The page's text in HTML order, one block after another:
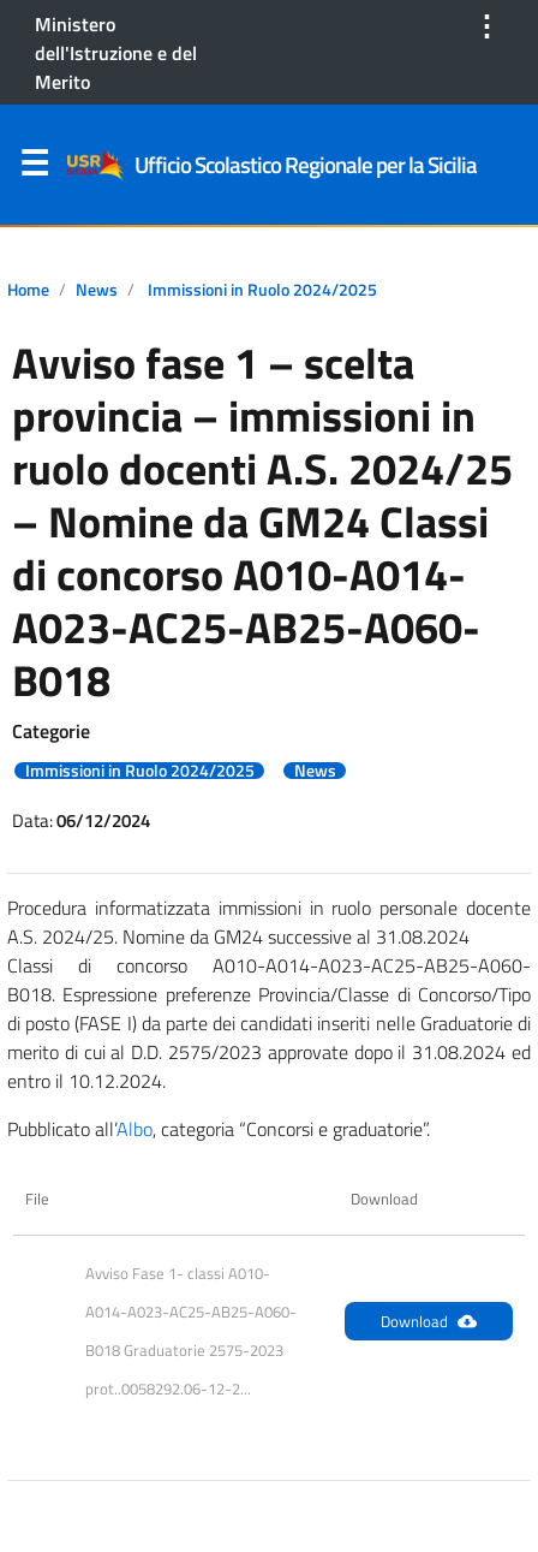
Ministero
dell'Istruzione e del
Merito
⋮
Ufficio Scolastico Regionale per la Sicilia
Home News Immissioni in Ruolo 2024/2025
Avviso fase 1 – scelta
provincia – immissioni in
ruolo docenti A.S. 2024/25
– Nomine da GM24 Classi
di concorso A010-A014-
A023-AC25-AB25-A060-
B018
Categorie
Immissioni in Ruolo 2024/2025 News
Data:06/12/2024
Procedura informatizzata immissioni in ruolo personale docente
A.S. 2024/25. Nomine da GM24 successive al 31.08.2024
Classi di concorso A010-A014-A023-AC25-AB25-A060-
B018. Espressione preferenze Provincia/Classe di Concorso/Tipo
di posto (FASE I) da parte dei candidati inseriti nelle Graduatorie di
merito di cui al D.D. 2575/2023 approvate dopo il 31.08.2024 ed
entro il 10.12.2024.
Pubblicato all’Albo, categoria “Concorsi e graduatorie”.
File Download
Avviso Fase 1- classi A010-
A014-A023-AC25-AB25-A060-
B018 Graduatorie 2575-2023
prot..0058292.06-12-2...
Download